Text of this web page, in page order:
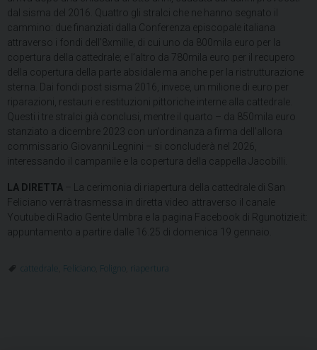
dal sisma del 2016. Quattro gli stralci che ne hanno segnato il
cammino: due finanziati dalla Conferenza episcopale italiana
attraverso i fondi dell’8xmille, di cui uno da 800mila euro per la
copertura della cattedrale; e l’altro da 780mila euro per il recupero
della copertura della parte absidale ma anche per la ristrutturazione
sterna. Dai fondi post sisma 2016, invece, un milione di euro per
riparazioni, restauri e restituzioni pittoriche interne alla cattedrale.
Questi i tre stralci già conclusi, mentre il quarto – da 850mila euro
stanziato a dicembre 2023 con un’ordinanza a firma dell’allora
commissario Giovanni Legnini – si concluderà nel 2026,
interessando il campanile e la copertura della cappella Jacobilli.
LA DIRETTA – La cerimonia di riapertura della cattedrale di San
Feliciano verrà trasmessa in diretta video attraverso il canale
Youtube di Radio Gente Umbra e la pagina Facebook di Rgunotizie.it:
appuntamento a partire dalle 16.25 di domenica 19 gennaio.
cattedrale Feliciano Foligno riapertura